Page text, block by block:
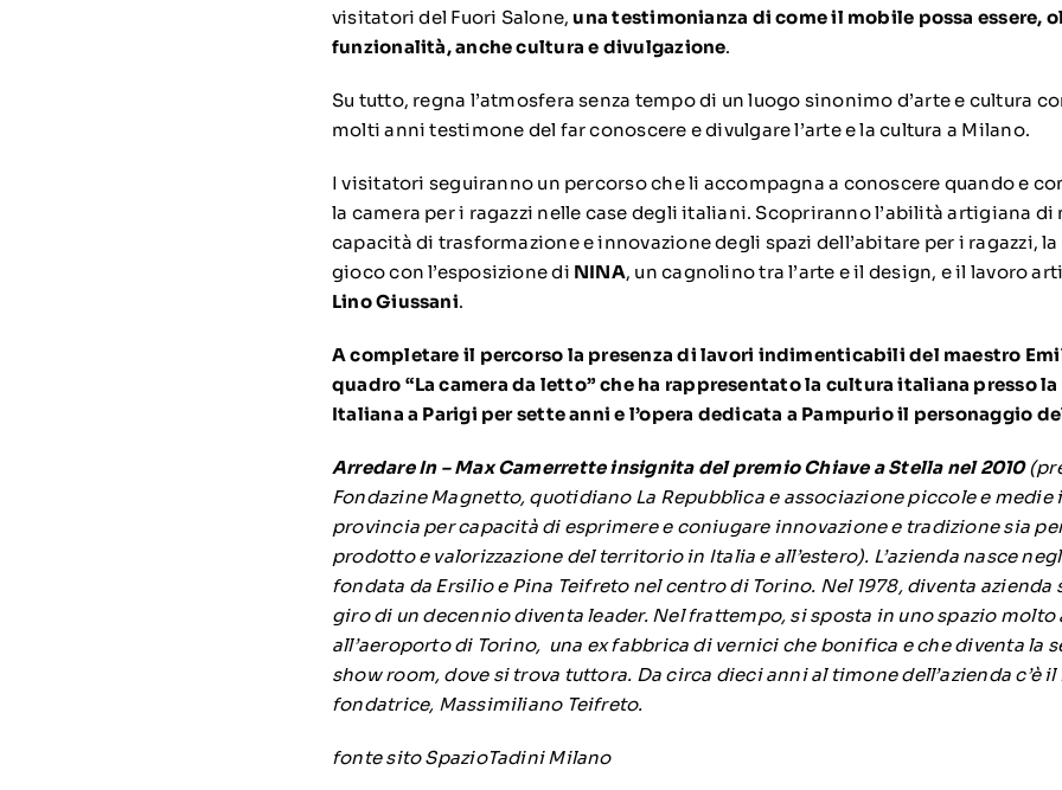
visitatori del Fuori Salone,una testimonianza di come il mobile possa essere,
funzionalità, anche cultura e divulgazione.
Su tutto, regna l’atmosfera senza tempo di un luogo sinonimo d’arte e cultura
molti anni testimone del far conoscere e divulgare l’arte e la cultura a Milano.
I visitatori seguiranno un percorso che li accompagna a conoscere quando e
la camera per i ragazzi nelle case degli italiani. Scopriranno l’abilità artigiana
capacità di trasformazione e innovazione degli spazi dell’abitare per i ragazzi,
gioco con l’esposizione di NINA, un cagnolino tra l’arte e il design, e il lavoro
Lino Giussani.
A completare il percorso la presenza di lavori indimenticabili del maestro
quadro “La camera da letto” che ha rappresentato la cultura italiana presso
Italiana a Parigi per sette anni e l’opera dedicata a Pampurio il personaggio
Arredare In – Max Camerrette insignita del premio Chiave a Stella nel 2010
Fondazine Magnetto, quotidiano La Repubblica e associazione piccole e medie
provincia per capacità di esprimere e coniugare innovazione e tradizione sia
prodotto e valorizzazione del territorio in Italia e all’estero). L’azienda nasce
fondata da Ersilio e Pina Teifreto nel centro di Torino. Nel 1978, diventa azienda
giro di un decennio diventa leader. Nel frattempo, si sposta in uno spazio
all’aeroporto di Torino, una ex fabbrica di vernici che bonifica e che diventa la
show room, dove si trova tuttora. Da circa dieci anni al timone dell’azienda c’è
fondatrice, Massimiliano Teifreto.
fonte sito SpazioTadini Milano